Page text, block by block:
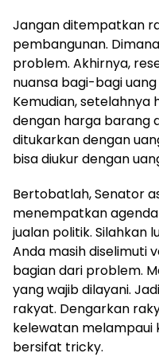
Jangan ditempatkan
pembangunan.
problem. Akhirnya,
nuansa bagi-bagi
Kemudian, setelahnya
dengan harga barang
ditukarkan dengan
bisa diukur dengan
Bertobatlah, Senator
menempatkan
jualan politik. Silahkan
Anda masih diselimuti
bagian dari problem.
yang wajib dilayani.
rakyat. Dengarkan
kelewatan melampaui
bersifat tricky.